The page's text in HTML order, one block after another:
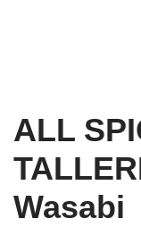
ALL
Wasabi